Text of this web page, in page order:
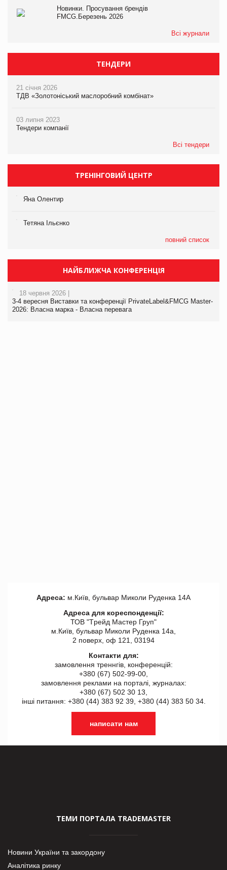
Новинки. Просування брендів
FMCG.Березень 2026
Всі журнали
ТЕНДЕРИ
21 січня 2026
ТДВ «Золотоніський маслоробний комбінат»
03 липня 2023
Тендери компанії
Всі тендери
ТРЕНІНГОВИЙ ЦЕНТР
Яна Олентир
Тетяна Ільєнко
повний список
НАЙБЛИЖЧА КОНФЕРЕНЦІЯ
18 червня 2026 |
3-4 вересня Виставки та конференції PrivateLabel&FMCG Master-
2026: Власна марка - Власна перевага
Адреса: м.Київ, бульвар Миколи Руденка 14А
Адреса для кореспонденції:
ТОВ "Tрейд Мастер Груп"
м.Київ, бульвар Миколи Руденка 14а,
2 поверх, оф 121, 03194
Контакти для:
замовлення треннгів, конференцій:
+380 (67) 502-99-00,
замовлення реклами на порталі, журналах:
+380 (67) 502 30 13,
інші питання: +380 (44) 383 92 39, +380 (44) 383 50 34.
написати нам
ТЕМИ ПОРТАЛА TRADEMASTER
Новини України та закордону
Аналітика ринку